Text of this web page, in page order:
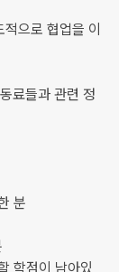
으로 협업을 이
료들과 관련 정
분